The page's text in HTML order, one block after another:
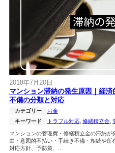
2018年7月20日
マンション滞納の発生原因｜経
不備の分類と対応
カテゴリー
お金
キーワード
トラブル対応, 修繕積立金,
マンションの管理費・修繕積立金の滞納
由・意図的不払い・手続き不備・相続や
対応方針、予防策、…